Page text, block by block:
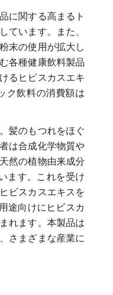
に関する高まるト
ています。また、
末の使用が拡大し
各種健康飲料製品
るヒビスカスエキ
ク飲料の消費額は
髪のもつれをほぐ
は合成化学物質や
然の植物由来成分
ます。これを受け
ビスカスエキスを
途向けにヒビスカ
れます。本製品は
さまざまな産業に